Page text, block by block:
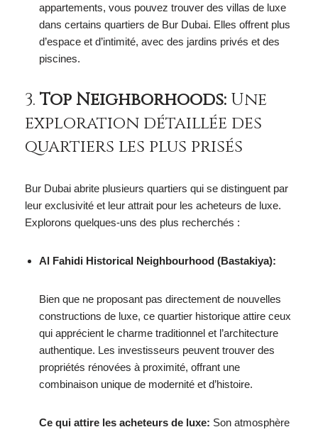
appartements, vous pouvez trouver des villas de luxe
dans certains quartiers de Bur Dubai. Elles offrent plus
d’espace et d’intimité, avec des jardins privés et des
piscines.
3. Top Neighborhoods: Une
exploration détaillée des
quartiers les plus prisés
Bur Dubai abrite plusieurs quartiers qui se distinguent par
leur exclusivité et leur attrait pour les acheteurs de luxe.
Explorons quelques-uns des plus recherchés :
Al Fahidi Historical Neighbourhood (Bastakiya):
Bien que ne proposant pas directement de nouvelles
constructions de luxe, ce quartier historique attire ceux
qui apprécient le charme traditionnel et l’architecture
authentique. Les investisseurs peuvent trouver des
propriétés rénovées à proximité, offrant une
combinaison unique de modernité et d’histoire.
Ce qui attire les acheteurs de luxe: Son atmosphère